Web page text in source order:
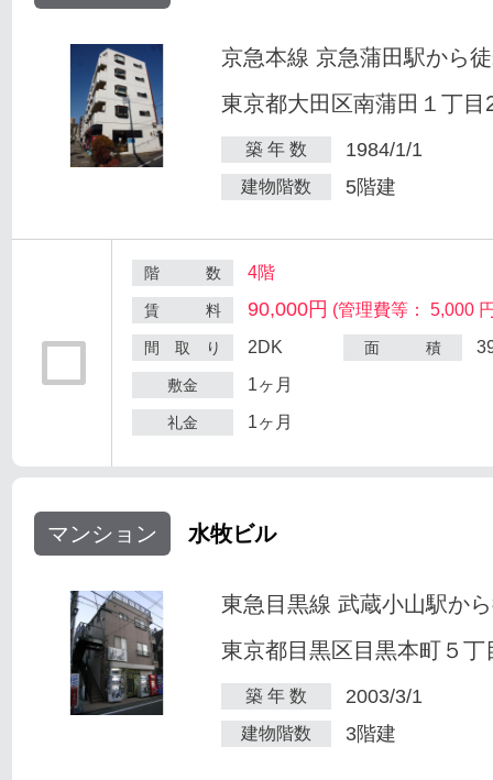
京急本線 京急蒲田駅から
東京都大田区南蒲田１丁目
築 年 数 1984/1/1
建物階数 5階建
階 数 4階
賃 料 90,000円 (管理費等： 5,000
間 取 り 2DK 面 積
敷金 1ヶ月
礼金 1ヶ月
マンション 水牧ビル
東急目黒線 武蔵小山駅か
東京都目黒区目黒本町５丁
築 年 数 2003/3/1
建物階数 3階建